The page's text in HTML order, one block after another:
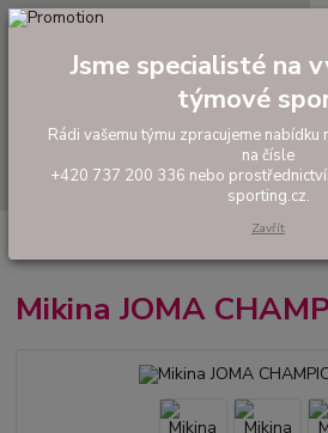
tel: +420 737 200 336
Tréninkové oblečení
CHAMPIOSHIP VIII
Mikina JOMA
Jsme specialisté na
týmové
Rádi vašemu týmu zpracujeme nabídku
na čísle
+420 737 200 336 nebo
sporting.cz.
Zavřít